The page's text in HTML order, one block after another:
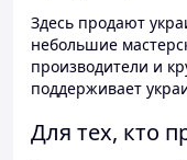
Здесь продают
небольшие
производители и
поддерживает
Для тех, кто